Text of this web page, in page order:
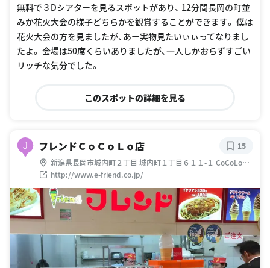
無料で３Dシアターを見るスポットがあり、 12分間長岡の町並
みか花火大会の様子どちらかを観賞することができます。 僕は
花火大会の方を見ましたが、あー実物見たいぃぃってなりまし
たよ。 会場は50席くらいありましたが、一人しかおらずすごい
リッチな気分でした。
このスポットの詳細を見る
J フレンドＣｏＣｏＬｏ店
新潟県長岡市城内町２丁目 城内町１丁目６１１-１ CoCoLo長
岡 食品館
http://www.e-friend.co.jp/
15